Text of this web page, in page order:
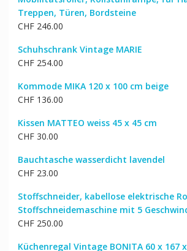
Treppen, Türen, Bordsteine
CHF246.00
Schuhschrank Vintage MARIE
CHF254.00
Kommode MIKA 120 x 100 cm beige
CHF136.00
Kissen MATTEO weiss 45 x 45 cm
CHF30.00
Bauchtasche wasserdicht lavendel
CHF23.00
Stoffschneider, kabellose elektrische
Stoffschneidemaschine mit 5
CHF250.00
Küchenregal Vintage BONITA 60 x 167